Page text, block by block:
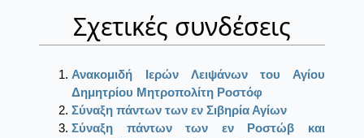
Σχετικές συνδέσεις
Ανακομιδή Ιερών Λειψάνων του Αγίου
Δημητρίου Μητροπολίτη Ροστόφ
Σύναξη πάντων των εν Σιβηρία Αγίων
Σύναξη πάντων των εν Ροστώβ και